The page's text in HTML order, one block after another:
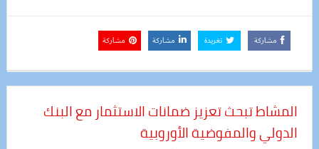
مشاركة تغريدة مشاركة مشاركة
المشاط تبحث تعزيز ضمانات الاستثمار مع البنك
الدولي والمفوضية الأوروبية